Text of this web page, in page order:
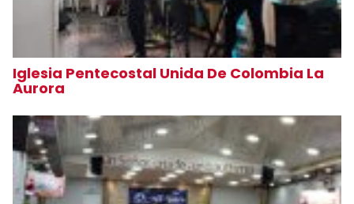
Iglesia Pentecostal Unida De Colombia La
Aurora